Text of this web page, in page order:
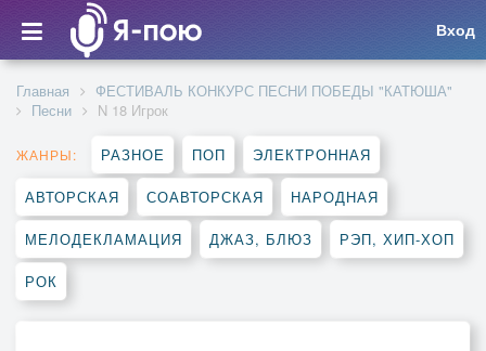
Вход
Главная
ФЕСТИВАЛЬ КОНКУРС ПЕСНИ ПОБЕДЫ "КАТЮША"
Песни
N 18 Игрок
ЖАНРЫ: РАЗНОЕ ПОП ЭЛЕКТРОННАЯ
АВТОРСКАЯ СОАВТОРСКАЯ НАРОДНАЯ
МЕЛОДЕКЛАМАЦИЯ ДЖАЗ, БЛЮЗ РЭП, ХИП-ХОП
РОК